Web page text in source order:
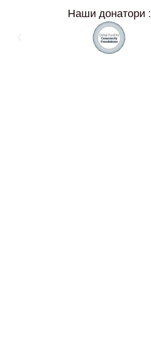
Наши донатори :